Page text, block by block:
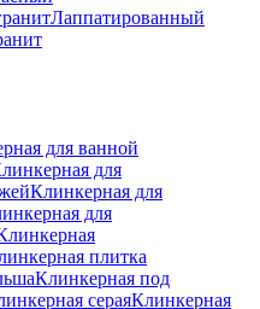
Лаппатированный
для ванной
для
Клинкерная для
для
плитка
Клинкерная под
сераяКлинкерная